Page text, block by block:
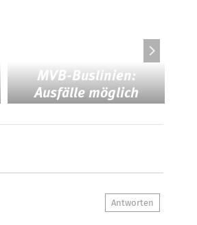
MVB-Buslinien:
Ausfälle möglich
Antworten